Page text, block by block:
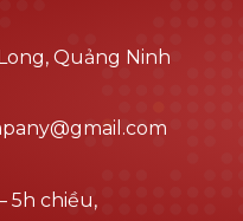
Quảng Ninh
5h chiều,